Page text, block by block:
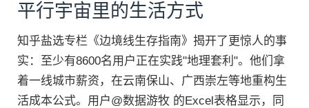
平行宇宙里的生活方式
知乎盐选专栏《边境线生存指南》揭开了更惊人的事
实：至少有8600名用户正在实践"地理套利"。他们拿
着一线城市薪资，在云南保山、广西崇左等地重构生
活成本公式。用户@数据游牧 的Excel表格显示，同